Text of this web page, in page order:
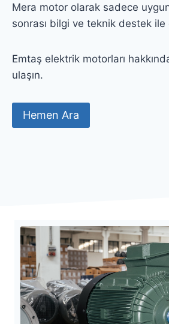
Mera motor olarak sadece
sonrası bilgi ve teknik destek ile
Emtaş elektrik motorları
ulaşın.
Hemen Ara